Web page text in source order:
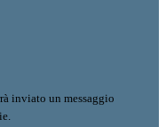
inviato un messaggio